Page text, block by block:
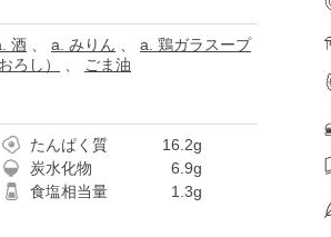
酒 a. みりん
a. 鶏ガラスープ
ろし） ごま油
たんぱく質
16.2g
炭水化物
6.9g
食塩相当量 1.3g